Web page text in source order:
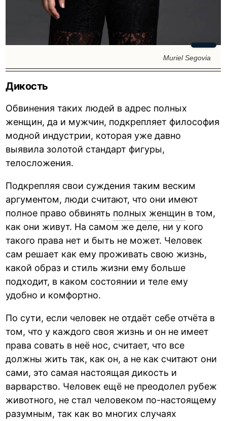
Muriel Segovia
Дикость
Обвинения таких людей в адрес полных
женщин, да и мужчин, подкрепляет философия
модной индустрии, которая уже давно
выявила золотой стандарт фигуры,
телосложения.
Подкрепляя свои суждения таким веским
аргументом, люди считают, что они имеют
полное право обвинять полных женщин в том,
как они живут. На самом же деле, ни у кого
такого права нет и быть не может. Человек
сам решает как ему проживать свою жизнь,
какой образ и стиль жизни ему больше
подходит, в каком состоянии и теле ему
удобно и комфортно.
По сути, если человек не отдаёт себе отчёта в
том, что у каждого своя жизнь и он не имеет
права совать в неё нос, считает, что все
должны жить так, как он, а не как считают они
сами, это самая настоящая дикость и
варварство. Человек ещё не преодолел рубеж
животного, не стал человеком по-настоящему
разумным, так как во многих случаях